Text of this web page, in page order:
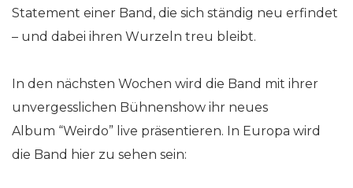
Statement einer Band, die sich ständig neu erfindet
– und dabei ihren Wurzeln treu bleibt.
In den nächsten Wochen wird die Band mit ihrer
unvergesslichen Bühnenshow ihr neues
Album “Weirdo” live präsentieren. In Europa wird
die Band hier zu sehen sein: